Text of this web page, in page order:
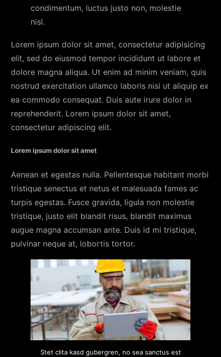
condimentum, luctus justo non, molestie
nisl.
Lorem ipsum dolor sit amet, consectetur adipisicing
elit, sed do eiusmod tempor incididunt ut labore et
dolore magna aliqua. Ut enim ad minim veniam, quis
nostrud exercitation ullamco laboris nisi ut aliquip ex
ea commodo consequat. Duis aute irure dolor in
reprehenderit. Lorem ipsum dolor sit amet,
consectetur adipiscing elit.
Lorem ipsum dolor sit amet
Aenean et egestas nulla. Pellentesque habitant morbi
tristique senectus et netus et malesuada fames ac
turpis egestas. Fusce gravida, ligula non molestie
tristique, justo elit blandit risus, blandit maximus
augue magna accumsan ante. Duis id mi tristique,
pulvinar neque at, lobortis tortor.
Stet clita kasd gubergren, no sea sanctus est